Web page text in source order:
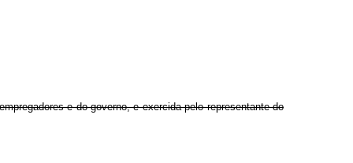
e do governo, e exercida pelo representante do